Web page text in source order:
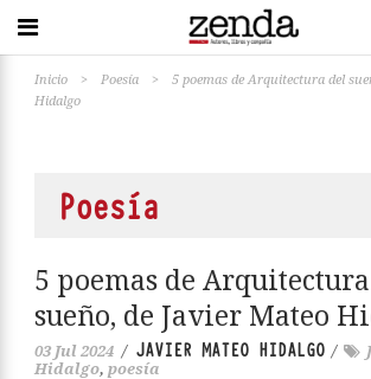
Inicio > Poesía >
5 poemas de Arquitectura del
Hidalgo
Poesía
5 poemas de
sueño, de Javier Mateo
03 Jul 2024 / JAVIER MATEO HIDALGO /
Hidalgo, poesía